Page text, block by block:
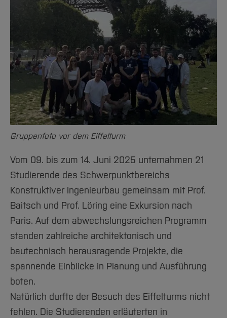
Arbeiten im FB G
Forschung und Projekte
Team
Service
Studiengänge
Studieninteressierte
Aktuelles
Fachgruppen
Forschung und Entwicklung
International
Team
Service
Amtliche Bekanntmachungen
BO Shop
Familiengerechte Hochschule
Gleichstellung
Diskriminierungsfreie Hochschule
Vertretungen
Wahlen
Hochschulbibliothek
Hochschulkommunikation
International Office
Medienzentrum
qed-Stiftung
Zentrale Studienberatung
Gruppenfoto vor dem Eiffelturm
Vom 09. bis zum 14. Juni 2025 unternahmen 21
Studierende des Schwerpunktbereichs
Konstruktiver Ingenieurbau gemeinsam mit Prof.
Baitsch und Prof. Löring eine Exkursion nach
Paris. Auf dem abwechslungsreichen Programm
standen zahlreiche architektonisch und
bautechnisch herausragende Projekte, die
spannende Einblicke in Planung und Ausführung
boten.
Natürlich durfte der Besuch des Eiffelturms nicht
fehlen. Die Studierenden erläuterten in